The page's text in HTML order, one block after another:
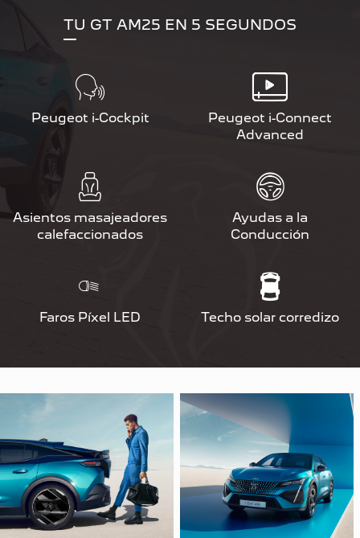
TU GT AM25 EN 5 SEGUNDOS
Peugeot i-Cockpit
Peugeot i-Connect
Advanced
Asientos masajeadores
calefaccionados
Ayudas a la
Conducción
Faros Píxel LED Techo solar corredizo